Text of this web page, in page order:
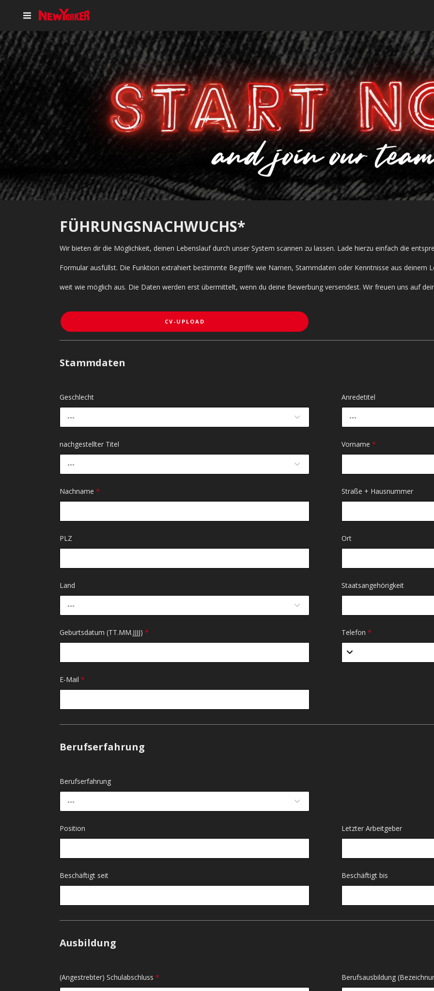
FÜHRUNGSNACHWUCHS*
Wir bieten dir die Möglichkeit, deinen Lebenslauf durch unser System scannen zu lassen. Lade hierzu einfach die
Formular ausfüllst. Die Funktion extrahiert bestimmte Begriffe wie Namen, Stammdaten oder Kenntnisse aus deinem
weit wie möglich aus. Die Daten werden erst übermittelt, wenn du deine Bewerbung versendest. Wir freuen uns auf
CV-UPLOAD
Stammdaten
Geschlecht
---
Anredetitel
---
nachgestellter Titel
---
Vorname *
Nachname * Straße + Hausnummer
PLZ Ort
Land
---
Staatsangehörigkeit
Geburtsdatum (TT.MM.JJJJ) * Telefon *
E-Mail *
Berufserfahrung
Berufserfahrung
---
Position Letzter Arbeitgeber
Beschäftigt seit Beschäftigt bis
Ausbildung
(Angestrebter) Schulabschluss * Berufsausbildung